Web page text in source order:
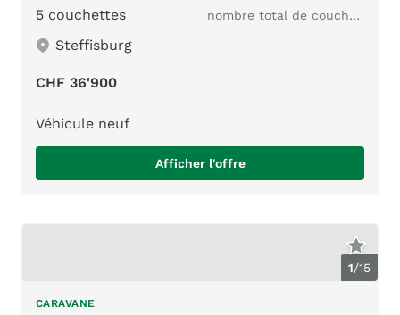
5 couchettes nombre total de couchages
Steffisburg
CHF 36'900
Véhicule neuf
Afficher l'offre
1/15
CARAVANE